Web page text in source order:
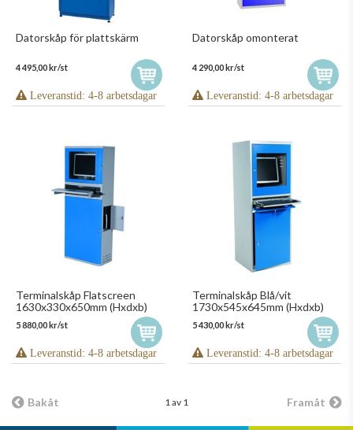
Datorskåp för plattskärm
4 495,00 kr/st
Leveranstid: 4-8 arbetsdagar
Datorskåp omonterat
4 290,00 kr/st
Leveranstid: 4-8 arbetsdagar
Terminalskåp Flatscreen
1630x330x650mm (Hxdxb)
5 880,00 kr/st
Leveranstid: 4-8 arbetsdagar
Terminalskåp Blå/vit
1730x545x645mm (Hxdxb)
5 430,00 kr/st
Leveranstid: 4-8 arbetsdagar
Bakåt 1 av 1 Framåt